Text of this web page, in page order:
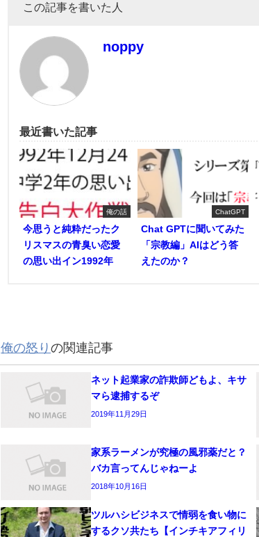
この記事を書いた人
noppy
最近書いた記事
俺の話
今思うと純粋だったク
リスマスの青臭い恋愛
の思い出イン1992年
ChatGPT
Chat GPTに聞いてみた
「宗教編」AIはどう答
えたのか？
俺の怒りの関連記事
ネット起業家の詐欺師どもよ、キサ
マら逮捕するぞ
2019年11月29日
家系ラーメンが究極の風邪薬だと？
バカ言ってんじゃねーよ
2018年10月16日
ツルハシビジネスで情弱を食い物に
するクソ共たち【インチキアフィリ